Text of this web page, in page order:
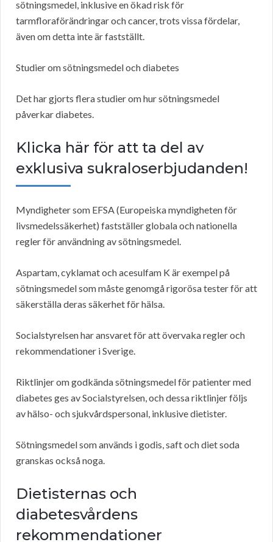
sötningsmedel, inklusive en ökad risk för
tarmfloraförändringar och cancer, trots vissa fördelar,
även om detta inte är fastställt.
Studier om sötningsmedel och diabetes
Det har gjorts flera studier om hur sötningsmedel
påverkar diabetes.
Klicka här för att ta del av
exklusiva sukraloserbjudanden!
Myndigheter som EFSA (Europeiska myndigheten för
livsmedelssäkerhet) fastställer globala och nationella
regler för användning av sötningsmedel.
Aspartam, cyklamat och acesulfam K är exempel på
sötningsmedel som måste genomgå rigorösa tester för att
säkerställa deras säkerhet för hälsa.
Socialstyrelsen har ansvaret för att övervaka regler och
rekommendationer i Sverige.
Riktlinjer om godkända sötningsmedel för patienter med
diabetes ges av Socialstyrelsen, och dessa riktlinjer följs
av hälso- och sjukvårdspersonal, inklusive dietister.
Sötningsmedel som används i godis, saft och diet soda
granskas också noga.
Dietisternas och
diabetesvårdens
rekommendationer